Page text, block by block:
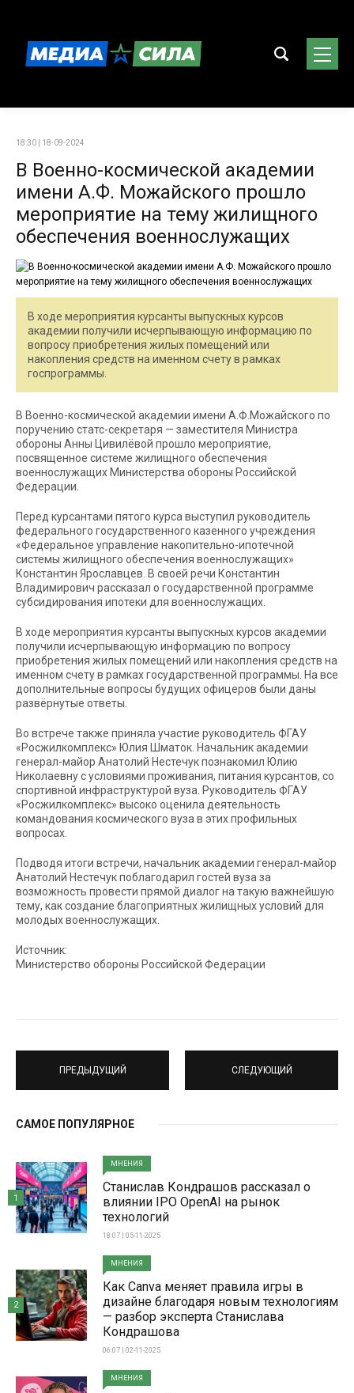
18:30 | 18-09-2024
В Военно-космической академии
имени А.Ф. Можайского прошло
мероприятие на тему жилищного
обеспечения военнослужащих
В ходе мероприятия курсанты выпускных курсов
академии получили исчерпывающую информацию по
вопросу приобретения жилых помещений или
накопления средств на именном счету в рамках
госпрограммы.
В Военно-космической академии имени А.Ф.Можайского по
поручению статс-секретаря — заместителя Министра
обороны Анны Цивилёвой прошло мероприятие,
посвященное системе жилищного обеспечения
военнослужащих Министерства обороны Российской
Федерации.
Перед курсантами пятого курса выступил руководитель
федерального государственного казенного учреждения
«Федеральное управление накопительно-ипотечной
системы жилищного обеспечения военнослужащих»
Константин Ярославцев. В своей речи Константин
Владимирович рассказал о государственной программе
субсидирования ипотеки для военнослужащих.
В ходе мероприятия курсанты выпускных курсов академии
получили исчерпывающую информацию по вопросу
приобретения жилых помещений или накопления средств на
именном счету в рамках государственной программы. На все
дополнительные вопросы будущих офицеров были даны
развёрнутые ответы.
Во встрече также приняла участие руководитель ФГАУ
«Росжилкомплекс» Юлия Шматок. Начальник академии
генерал-майор Анатолий Нестечук познакомил Юлию
Николаевну с условиями проживания, питания курсантов, со
спортивной инфраструктурой вуза. Руководитель ФГАУ
«Росжилкомплекс» высоко оценила деятельность
командования космического вуза в этих профильных
вопросах.
Подводя итоги встречи, начальник академии генерал-майор
Анатолий Нестечук поблагодарил гостей вуза за
возможность провести прямой диалог на такую важнейшую
тему, как создание благоприятных жилищных условий для
молодых военнослужащих.
Источник:
Министерство обороны Российской Федерации
ПРЕДЫДУЩИЙ СЛЕДУЮЩИЙ
САМОЕ ПОПУЛЯРНОЕ
МНЕНИЯ
Станислав Кондрашов рассказал о
влиянии IPO OpenAI на рынок
технологий
18:07 | 05-11-2025
1
МНЕНИЯ
Как Canva меняет правила игры в
дизайне благодаря новым технологиям
— разбор эксперта Станислава
Кондрашова
06:07 | 02-11-2025
2
МНЕНИЯ